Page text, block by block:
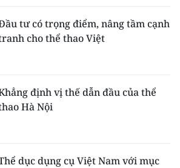
NAM
- MỖI XÃ
tư có trọng điểm, nâng tầm cạnh
cho thể thao Việt
định vị thế dẫn đầu của thể
Hà Nội
dục dụng cụ Việt Nam với mục